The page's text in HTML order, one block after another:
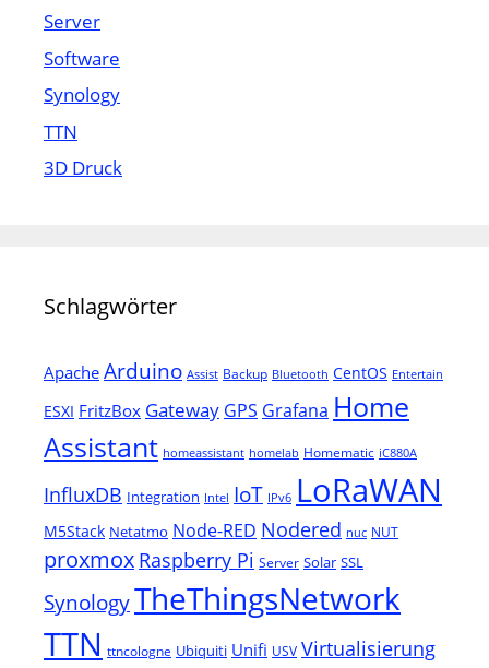
Server
Software
Synology
TTN
3D Druck
Schlagwörter
Apache Arduino Assist Backup Bluetooth CentOS Entertain
ESXI FritzBox Gateway GPS Grafana Home
Assistant homeassistant homelab Homematic iC880A
InfluxDB Integration Intel IoT IPv6 LoRaWAN
M5Stack Netatmo Node-RED Nodered nuc NUT
proxmox Raspberry Pi Server Solar SSL
SynologyTheThingsNetwork
TTN ttncologne Ubiquiti Unifi USV Virtualisierung